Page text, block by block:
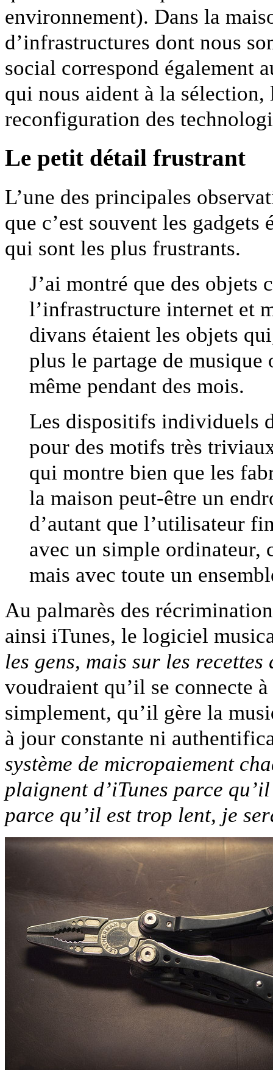
environnement). Dans la
d’infrastructures dont nous
social correspond également
qui nous aident à la
reconfiguration des
Le petit détail frustrant
L’une des principales
que c’est souvent les
qui sont les plus frustrants.
J’ai montré que des objets
l’infrastructure internet et
divans étaient les objets
plus le partage de musique
même pendant des mois.
Les dispositifs individuels
pour des motifs très
qui montre bien que les
la maison peut-être un
d’autant que l’utilisateur
avec un simple ordinateur,
mais avec toute un
Au palmarès des
ainsi iTunes, le logiciel
les gens, mais sur les recettes
voudraient qu’il se connecte
simplement, qu’il gère la
à jour constante ni
système de micropaiement
plaignent d’iTunes parce
parce qu’il est trop lent, je